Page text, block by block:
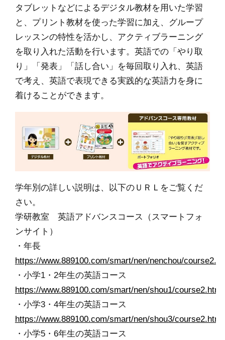
タブレットなどによるデジタル教材を用いた学習
と、プリント教材を使った学習に加え、グループ
レッスンの特性を活かし、アクティブラーニング
を取り入れた活動を行います。英語での「やり取
り」「発表」「話し合い」を毎回取り入れ、英語
で考え、英語で表現できる実践的な英語力を身に
着けることができます。
学年別の詳しい説明は、以下のＵＲＬをご覧くだ
さい。
学研教室 英語アドバンスコース（スマートフォ
ンサイト）
・年長
https://www.889100.com/smart/nen/nenchou/
・小学1・2年生の英語コース
https://www.889100.com/smart/nen/shou1/course2.html
・小学3・4年生の英語コース
https://www.889100.com/smart/nen/shou3/course2.html
・小学5・6年生の英語コース